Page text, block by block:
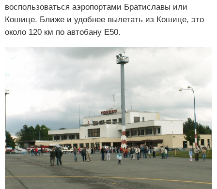
воспользоваться аэропортами Братиславы или
Кошице. Ближе и удобнее вылетать из Кошице, это
около 120 км по автобану Е50.